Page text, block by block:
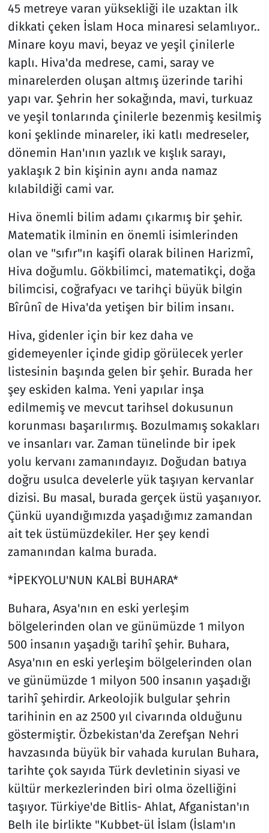
45 metreye varan yüksekliği ile uzaktan ilk
dikkati çeken İslam Hoca minaresi selamlıyor..
Minare koyu mavi, beyaz ve yeşil çinilerle
kaplı. Hiva'da medrese, cami, saray ve
minarelerden oluşan altmış üzerinde tarihi
yapı var. Şehrin her sokağında, mavi, turkuaz
ve yeşil tonlarında çinilerle bezenmiş kesilmiş
koni şeklinde minareler, iki katlı medreseler,
dönemin Han'ının yazlık ve kışlık sarayı,
yaklaşık 2 bin kişinin aynı anda namaz
kılabildiği cami var.
Hiva önemli bilim adamı çıkarmış bir şehir.
Matematik ilminin en önemli isimlerinden
olan ve "sıfır"ın kaşifi olarak bilinen Harizmî,
Hiva doğumlu. Gökbilimci, matematikçi, doğa
bilimcisi, coğrafyacı ve tarihçi büyük bilgin
Bîrûnî de Hiva'da yetişen bir bilim insanı.
Hiva, gidenler için bir kez daha ve
gidemeyenler içinde gidip görülecek yerler
listesinin başında gelen bir şehir. Burada her
şey eskiden kalma. Yeni yapılar inşa
edilmemiş ve mevcut tarihsel dokusunun
korunması başarılırmış. Bozulmamış sokakları
ve insanları var. Zaman tünelinde bir ipek
yolu kervanı zamanındayız. Doğudan batıya
doğru usulca develerle yük taşıyan kervanlar
dizisi. Bu masal, burada gerçek üstü yaşanıyor.
Çünkü uyandığımızda yaşadığımız zamandan
ait tek üstümüzdekiler. Her şey kendi
zamanından kalma burada.
*İPEKYOLU'NUN KALBİ BUHARA*
Buhara, Asya'nın en eski yerleşim
bölgelerinden olan ve günümüzde 1 milyon
500 insanın yaşadığı tarihî şehir. Buhara,
Asya'nın en eski yerleşim bölgelerinden olan
ve günümüzde 1 milyon 500 insanın yaşadığı
tarihî şehirdir. Arkeolojik bulgular şehrin
tarihinin en az 2500 yıl civarında olduğunu
göstermiştir. Özbekistan'da Zerefşan Nehri
havzasında büyük bir vahada kurulan Buhara,
tarihte çok sayıda Türk devletinin siyasi ve
kültür merkezlerinden biri olma özelliğini
taşıyor. Türkiye'de Bitlis- Ahlat, Afganistan'ın
Belh ile birlikte "Kubbet-ül İslam (İslam'ın